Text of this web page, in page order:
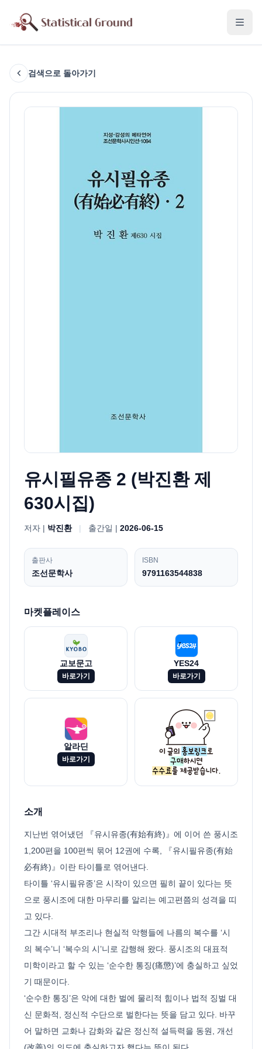
검색으로 돌아가기
유시필유종 2 (박진환 제
630시집)
저자 | 박진환 | 출간일 | 2026-06-15
출판사
조선문학사
ISBN
9791163544838
마켓플레이스
교보문고
바로가기
YES24
바로가기
알라딘
바로가기
소개
지난번 엮어냈던 『유시유종(有始有終)』에 이어 쓴 풍시조
1,200편을 100편씩 묶어 12권에 수록, 『유시필유종(有始
必有終)』이란 타이틀로 엮어낸다.
타이틀 ‘유시필유종’은 시작이 있으면 필히 끝이 있다는 뜻
으로 풍시조에 대한 마무리를 알리는 예고편쯤의 성격을 띠
고 있다.
그간 시대적 부조리나 현실적 악행들에 나름의 복수를 ‘시
의 복수’니 ‘복수의 시’니로 감행해 왔다. 풍시조의 대표적
미학이라고 할 수 있는 ‘순수한 통징(痛懲)’에 충실하고 싶었
기 때문이다.
‘순수한 통징’은 악에 대한 벌에 물리적 힘이나 법적 징벌 대
신 문화적, 정신적 수단으로 벌한다는 뜻을 담고 있다. 바꾸
어 말하면 교화나 감화와 같은 정신적 설득력을 동원, 개선
(改善)의 의도에 충실하고자 했다는 뜻이 된다.